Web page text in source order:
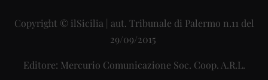
Copyright © ilSicilia | aut. Tribunale di Palermo n.11 del
29/09/2015
Editore: Mercurio Comunicazione Soc. Coop. A.R.L.